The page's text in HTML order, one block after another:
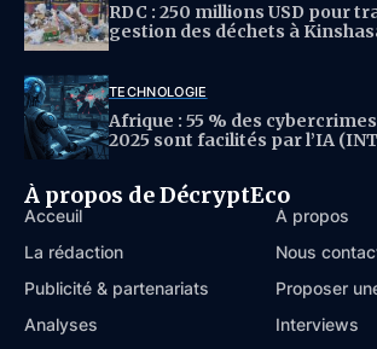
RDC : 250 millions USD pour
gestion des déchets à
TECHNOLOGIE
Afrique : 55 % des
2025 sont facilités par l’IA
À propos de DécryptEco
Acceuil
À propos
La rédaction
Nous
Publicité & partenariats
Proposer
Analyses
Interviews